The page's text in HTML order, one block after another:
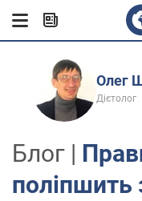
Олег
Дієтолог
Блог |
поліпшить